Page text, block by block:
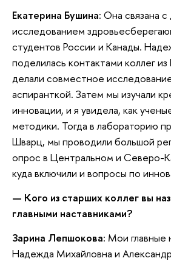
Екатерина Бушина: Она связана
исследованием
студентов России и Канады.
поделилась контактами коллег
делали совместное
аспиранткой. Затем мы изучали
инновации, и я увидела, как
методики. Тогда в лабораторию
Шварц, мы проводили большой
опрос в Центральном и Северо-
куда включили и вопросы по
— Кого из старших коллег вы
главными наставниками?
Зарина Лепшокова: Мои главные
Надежда Михайловна и